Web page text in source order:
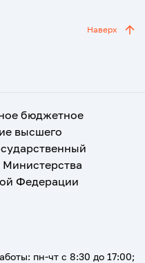
Наверх
бюджетное
высшего
Федерации
пн-чт с 8:30 до 17:00;